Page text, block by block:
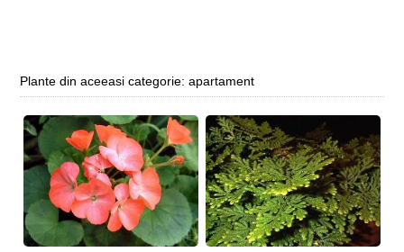
Plante din aceeasi categorie: apartament